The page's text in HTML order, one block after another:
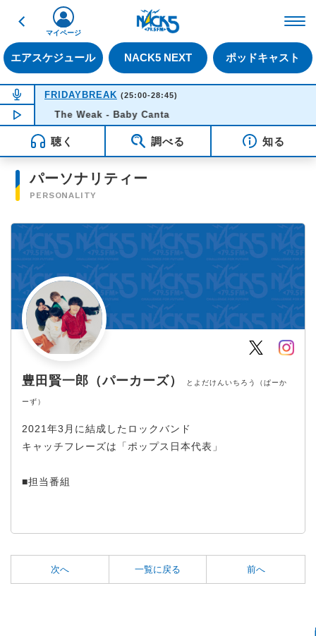
戻る
エアスケジュール NACK5 NEXT ポッドキャスト
マイページ
NOW ON AIR
FRIDAYBREAK (25:00-28:45)
NOW PLAYING00:52
The Weak - Baby Canta
聴く 調べる 知る
パーソナリティー
PERSONALITY
Twitter
豊田賢一郎（パーカーズ） とよだけんいちろう（ぱーか
ーず）
2021年3月に結成したロックバンド
キャッチフレーズは「ポップス日本代表」
■担当番組
次へ 一覧に戻る 前へ